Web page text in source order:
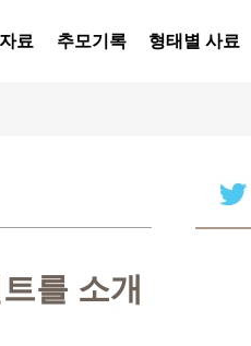
료 추모기록 형태별 사료
를 소개